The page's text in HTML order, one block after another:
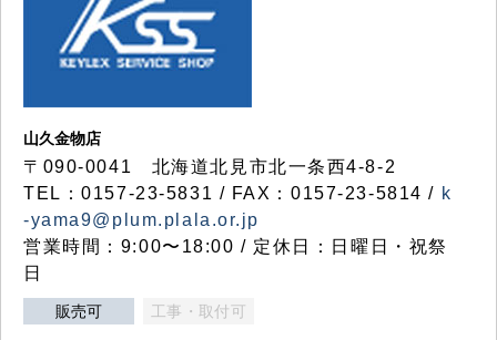
山久金物店
〒090-0041 北海道北見市北一条西4-8-2
TEL：0157-23-5831 / FAX：0157-23-5814 / k
-yama9@plum.plala.or.jp
営業時間：9:00〜18:00 / 定休日：日曜日・祝祭
日
販売可 工事・取付可